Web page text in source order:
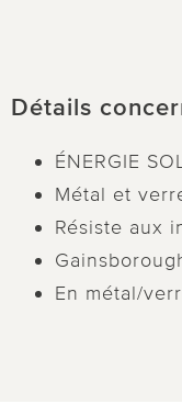
Détails
ÉNERGIE
Métal et
Résiste aux
En métal/